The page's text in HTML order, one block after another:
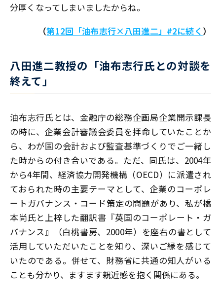
分厚くなってしまいましたからね。
（第12回「油布志行×八田進二」#2に続く ）
八田進二教授の「油布志行氏との対談を
終えて」
油布志行氏とは、金融庁の総務企画局企業開示課長
の時に、企業会計審議会委員を拝命していたことか
ら、わが国の会計および監査基準づくりでご一緒し
た時からの付き合いである。ただ、同氏は、2004年
から4年間、経済協力開発機構（OECD）に派遣され
ておられた時の主要テーマとして、企業のコーポレ
ートガバナンス・コード策定の問題があり、私が橋
本尚氏と上梓した翻訳書『英国のコーポレート・ガ
バナンス』（白桃書房、2000年）を座右の書として
活用していただいたことを知り、深いご縁を感じて
いたのである。併せて、財務省に共通の知人がいる
ことも分かり、ますます親近感を抱く関係にある。